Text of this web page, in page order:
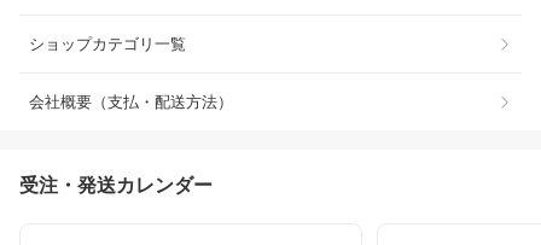
ショップカテゴリ一覧
会社概要（支払・配送方法）
受注・発送カレンダー